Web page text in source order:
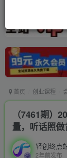
首页 创业课程
（7461期）
量，听话照
轻创终点
2年前发布